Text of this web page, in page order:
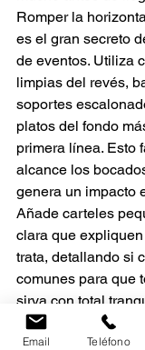
Romper la
es el gran secreto
de eventos. Utiliza
limpias del revés,
soportes
platos del fondo
primera línea. Esto
alcance los
genera un impacto
Añade carteles
clara que
trata, detallando si
comunes para que
sirva con total
se celebra al aire
madrileño y se
Email Teléfono